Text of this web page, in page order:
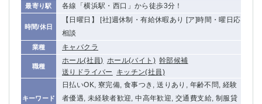
最寄り駅 各線「横浜駅・西口」から徒歩3分！
時間/休日
【日曜日】 [社]週休制・有給休暇あり [ア]時間・曜日応
相談
業種 キャバクラ
職種
ホール(社員) ホール(バイト) 幹部候補
送りドライバー
キッチン(社員)
キーワード
日払いOK, 寮完備, 食事つき, 送りあり, 年齢不問, 経験
者優遇, 未経験者歓迎, 中高年歓迎, 交通費支給, 制服貸
蕨
千葉県
船橋
成田
千葉
佐倉
柏（西口）
木更津